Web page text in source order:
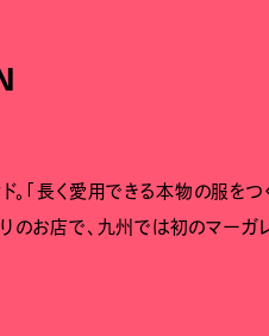
「長く愛用できる本物の服を
お店で、九州では初のマーガ